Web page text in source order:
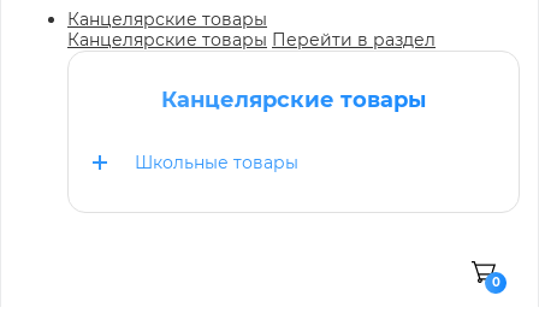
Канцелярские товары
Канцелярские товары Перейти в раздел
Канцелярские товары
Школьные товары
0